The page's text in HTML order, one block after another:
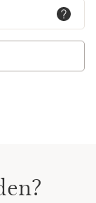
jevner ut og
den pleier
spesifikt